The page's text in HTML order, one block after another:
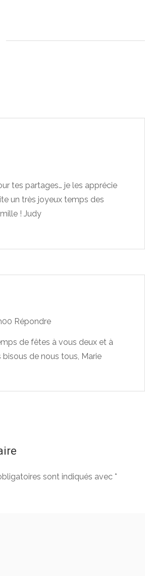
tes partages… je les apprécie
un très joyeux temps des
! Judy
Répondre
de fêtes à vous deux et à
de nous tous, Marie
sont indiqués avec *